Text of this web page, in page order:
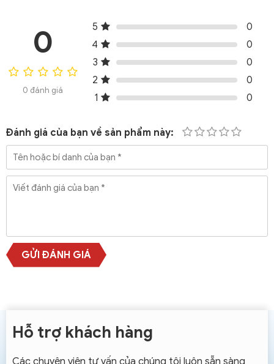
0
0 đánh giá
5
0
4
0
3
0
2
0
1
0
Đánh giá của bạn về sản phẩm này:
GỬI ĐÁNH GIÁ
Hỗ trợ khách hàng
Các chuyên viên tư vấn của chúng tôi luôn sẵn sàng